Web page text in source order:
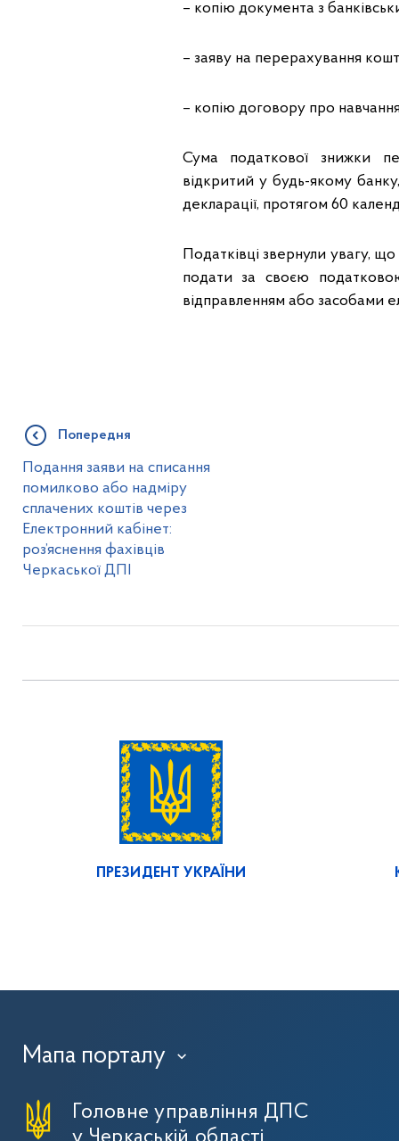
– копію документа з
– заяву на перерахування
– копію договору про навчання
Сума податкової знижки
відкритий у будь-якому
декларації, протягом 60
Податківці звернули увагу,
подати за своєю
відправленням або засобами
Попередня
Подання заяви на списання
помилково або надміру
сплачених коштів через
Електронний кабінет:
роз’яснення фахівців
Черкаської ДПІ
ПРЕЗИДЕНТ УКРАЇНИ
Мапа порталу ›
Головне управління ДПС